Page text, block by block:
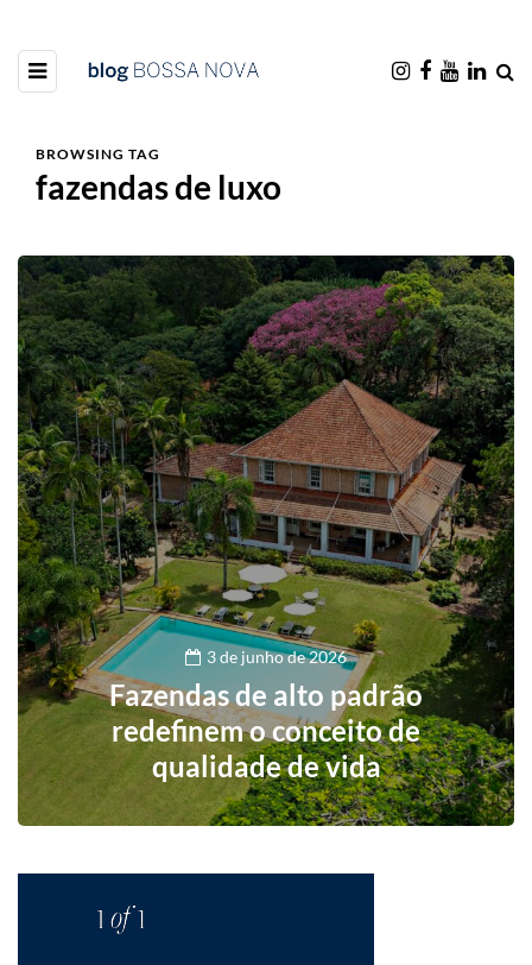
BROWSING TAG
fazendas de luxo
3 de junho de 2026
Fazendas de alto padrão
redefinem o conceito de
qualidade de vida